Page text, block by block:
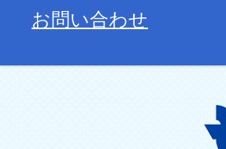
お問い合わせ